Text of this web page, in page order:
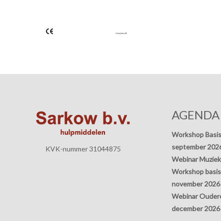
KVK-nummer 31044875
AGENDA
Workshop
september
Webinar
Workshop
november 2026
Webinar
december 2026